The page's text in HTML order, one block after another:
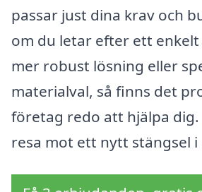
passar just dina krav och
om du letar efter ett enkelt
mer robust lösning eller
materialval, så finns det
företag redo att hjälpa dig.
resa mot ett nytt stängsel i